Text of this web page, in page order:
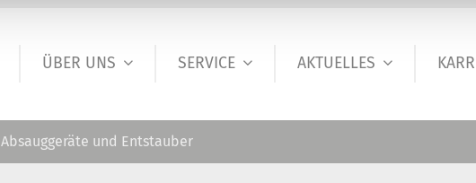
ÜBER UNS SERVICE AKTUELLES
Absauggeräte und Entstauber